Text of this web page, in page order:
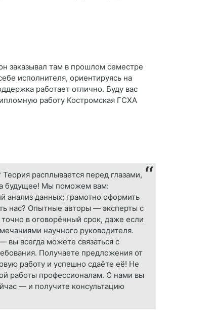
заказывал там в прошлом семестре
исполнителя, ориентируясь на
работает отлично. Буду вас
работу Костромская ГСХА
расплывается перед глазами,
будущее! Мы поможем вам:
анализ данных; грамотно оформить
нас? Опытные авторы — эксперты с
в оговорённый срок, даже если
научного руководителя.
вы всегда можете связаться с
Получаете предложения от
работу и успешно сдаёте её! Не
работы профессионалам. С нами вы
— и получите консультацию